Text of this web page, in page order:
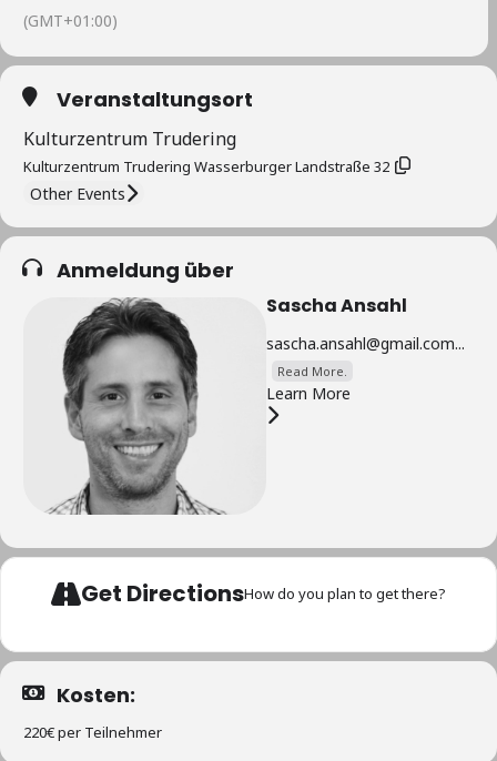
(GMT+01:00)
Veranstaltungsort
Kulturzentrum Trudering
Kulturzentrum Trudering Wasserburger Landstraße 32
Other Events
Anmeldung über
Sascha Ansahl
sascha.ansahl@gmail.com...
Read More.
Learn More
Get DirectionsHow do you plan to get there?
Kosten:
220€ per Teilnehmer